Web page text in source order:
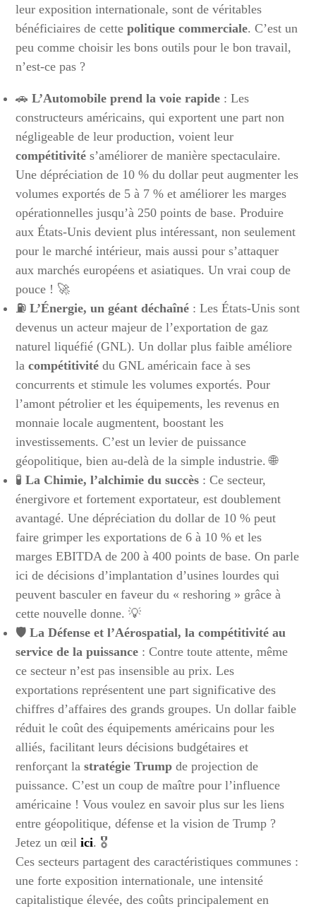
leur exposition internationale, sont de véritables
bénéficiaires de cettepolitique commerciale. C’est un
peu comme choisir les bons outils pour le bon travail,
n’est-ce pas ?
🚗L’Automobile prend la voie rapide : Les
constructeurs américains, qui exportent une part non
négligeable de leur production, voient leur
compétitivité s’améliorer de manière spectaculaire.
Une dépréciation de 10 % du dollar peut augmenter les
volumes exportés de 5 à 7 % et améliorer les marges
opérationnelles jusqu’à 250 points de base. Produire
aux États-Unis devient plus intéressant, non seulement
pour le marché intérieur, mais aussi pour s’attaquer
aux marchés européens et asiatiques. Un vrai coup de
pouce ! 🚀
⛽L’Énergie, un géant déchaîné : Les États-Unis sont
devenus un acteur majeur de l’exportation de gaz
naturel liquéfié (GNL). Un dollar plus faible améliore
lacompétitivité du GNL américain face à ses
concurrents et stimule les volumes exportés. Pour
l’amont pétrolier et les équipements, les revenus en
monnaie locale augmentent, boostant les
investissements. C’est un levier de puissance
géopolitique, bien au-delà de la simple industrie. 🌐
🧪La Chimie, l’alchimie du succès : Ce secteur,
énergivore et fortement exportateur, est doublement
avantagé. Une dépréciation du dollar de 10 % peut
faire grimper les exportations de 6 à 10 % et les
marges EBITDA de 200 à 400 points de base. On parle
ici de décisions d’implantation d’usines lourdes qui
peuvent basculer en faveur du « reshoring » grâce à
cette nouvelle donne. 💡
🛡️La Défense et l’Aérospatial, lacompétitivité au
service de la puissance : Contre toute attente, même
ce secteur n’est pas insensible au prix. Les
exportations représentent une part significative des
chiffres d’affaires des grands groupes. Un dollar faible
réduit le coût des équipements américains pour les
alliés, facilitant leurs décisions budgétaires et
renforçant lastratégie Trump de projection de
puissance. C’est un coup de maître pour l’influence
américaine ! Vous voulez en savoir plus sur les liens
entre géopolitique, défense et la vision de Trump ?
Jetez un œilici. 🎖️
Ces secteurs partagent des caractéristiques communes :
une forte exposition internationale, une intensité
capitalistique élevée, des coûts principalement en